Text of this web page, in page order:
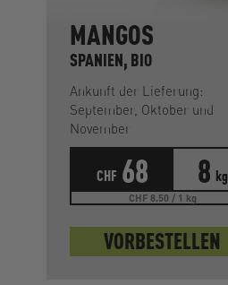
MANGOS
SPANIEN, BIO
Ankunft der Lieferung:
September, Oktober und
November
CHF 68 8 kg
CHF 8.50 / 1 kg
VORBESTELLEN